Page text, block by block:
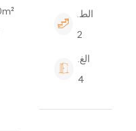
الط.
2
الغ.
4